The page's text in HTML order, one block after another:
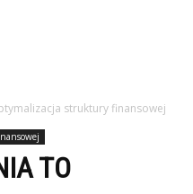
struktury finansowej
TO